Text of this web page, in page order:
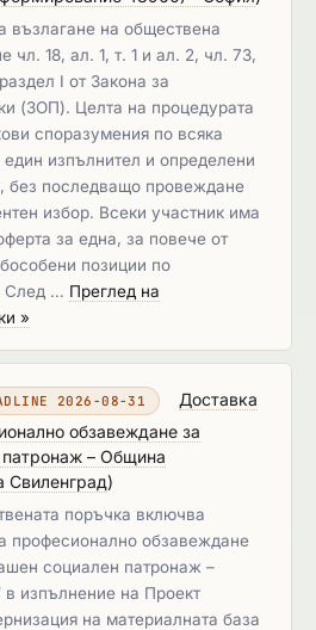
възлагане на обществена
чл. 18, ал. 1, т. 1 и ал. 2, чл. 73,
I от Закона за
(ЗОП). Целта на процедурата
споразумения по всяка
изпълнител и определени
без последващо провеждане
избор. Всеки участник има
за една, за повече от
позиции по
След … Преглед на
»
2026-08-31
Доставка
обзавеждане за
– Община
Свиленград)
поръчка включва
професионално обзавеждане
социален патронаж –
изпълнение на Проект
на материалната база